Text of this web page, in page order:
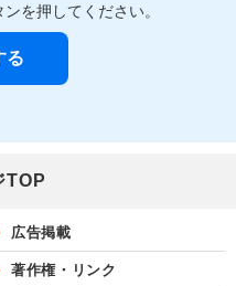
を押してください。
TOP
広告掲載
著作権・リンク